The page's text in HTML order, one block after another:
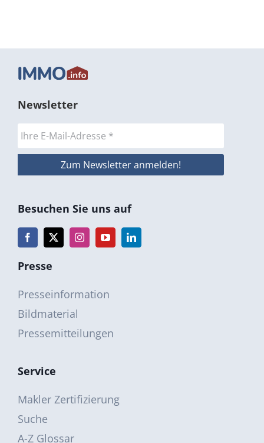
Newsletter
Besuchen Sie uns auf
Presse
Presseinformation
Bildmaterial
Pressemitteilungen
Service
Makler Zertifizierung
Suche
A-Z Glossar